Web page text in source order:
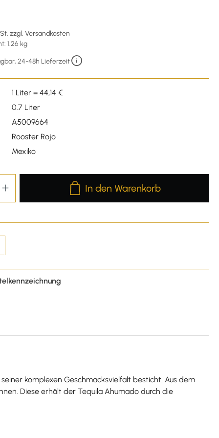
zzgl. Versandkosten
1.26 kg
24-48h Lieferzeit
1 Liter = 44,14 €
0.7 Liter
A5009664
Rooster Rojo
Mexiko
Produkt Anzahl: Gib den
In den Warenkorb
komplexen Geschmacksvielfalt besticht. Aus dem
Diese erhält der Tequila Ahumado durch die